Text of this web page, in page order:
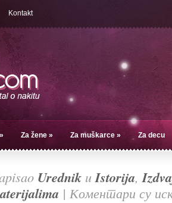
Kontakt
» Za žene » Za muškarce » Za decu
Urednik uIstorija,
| Коментари су